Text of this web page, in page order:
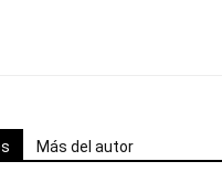
Más del autor